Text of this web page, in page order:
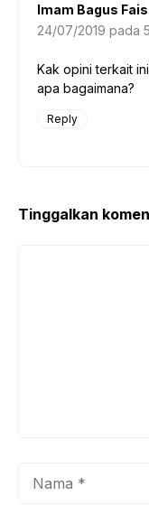
Imam Bagus
24/07/2019 pada
Kak opini terkait
apa bagaimana?
Reply
Tinggalkan